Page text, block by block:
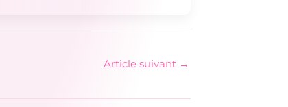
Article suivant →